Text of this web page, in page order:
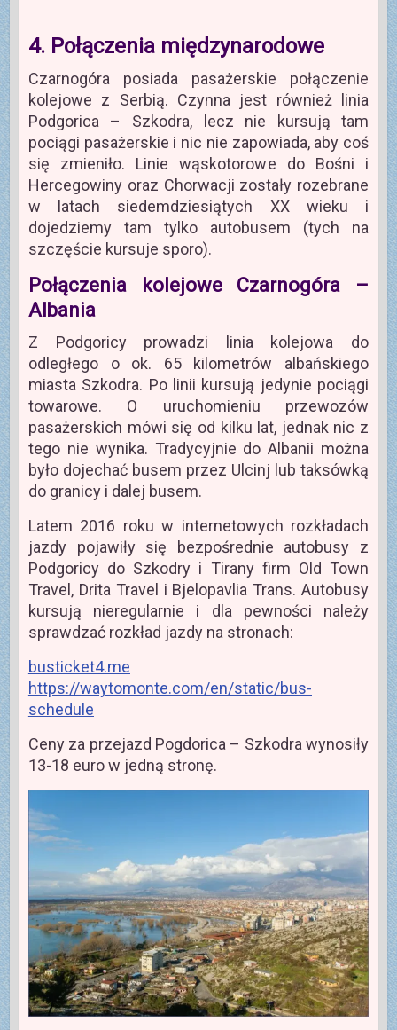
4. Połączenia międzynarodowe
Czarnogóra posiada pasażerskie połączenie
kolejowe z Serbią. Czynna jest również linia
Podgorica – Szkodra, lecz nie kursują tam
pociągi pasażerskie i nic nie zapowiada, aby coś
się zmieniło. Linie wąskotorowe do Bośni i
Hercegowiny oraz Chorwacji zostały rozebrane
w latach siedemdziesiątych XX wieku i
dojedziemy tam tylko autobusem (tych na
szczęście kursuje sporo).
Połączenia kolejowe Czarnogóra –
Albania
Z Podgoricy prowadzi linia kolejowa do
odległego o ok. 65 kilometrów albańskiego
miasta Szkodra. Po linii kursują jedynie pociągi
towarowe. O uruchomieniu przewozów
pasażerskich mówi się od kilku lat, jednak nic z
tego nie wynika. Tradycyjnie do Albanii można
było dojechać busem przez Ulcinj lub taksówką
do granicy i dalej busem.
Latem 2016 roku w internetowych rozkładach
jazdy pojawiły się bezpośrednie autobusy z
Podgoricy do Szkodry i Tirany firm Old Town
Travel, Drita Travel i Bjelopavlia Trans. Autobusy
kursują nieregularnie i dla pewności należy
sprawdzać rozkład jazdy na stronach:
busticket4.me
https://waytomonte.com/en/static/bus-
schedule
Ceny za przejazd Pogdorica – Szkodra wynosiły
13-18 euro w jedną stronę.